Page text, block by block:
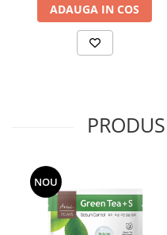
ADAUGA IN COS
NOU